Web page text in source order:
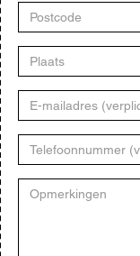
Postcode
Plaats
E-
mailadres
Telefoonnummer
Opmerkingen